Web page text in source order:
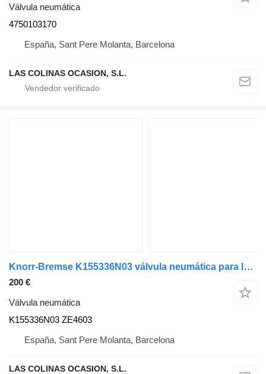
Válvula neumática
4750103170
España, Sant Pere Molanta, Barcelona
LAS COLINAS OCASION, S.L.
Knorr-Bremse K155336N03 válvula neumática para IVECO camión
200 €
Válvula neumática
K155336N03 ZE4603
España, Sant Pere Molanta, Barcelona
LAS COLINAS OCASION, S.L.